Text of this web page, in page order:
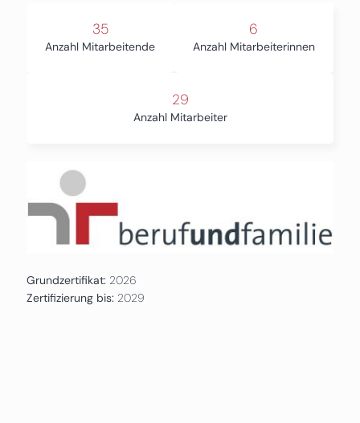
35
Anzahl Mitarbeitende
6
Anzahl Mitarbeiterinnen
29
Anzahl Mitarbeiter
Grundzertifikat: 2026
Zertifizierung bis: 2029